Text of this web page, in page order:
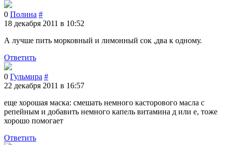
0 Полина #
18 декабря 2011 в 10:52
А лучше пить морковный и лимонный сок ,два к одному.
Ответить
0 Гульмира #
22 декабря 2011 в 16:57
еще хорошая маска: смешать немного касторового масла с
репейным и добавить немного капель витамина д или е, тоже
хорошо помогает
Ответить